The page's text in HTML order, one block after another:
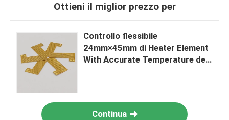
Ottieni il miglior prezzo per
Controllo flessibile
24mm×45mm di Heater Element
With Accurate Temperature del
Continua